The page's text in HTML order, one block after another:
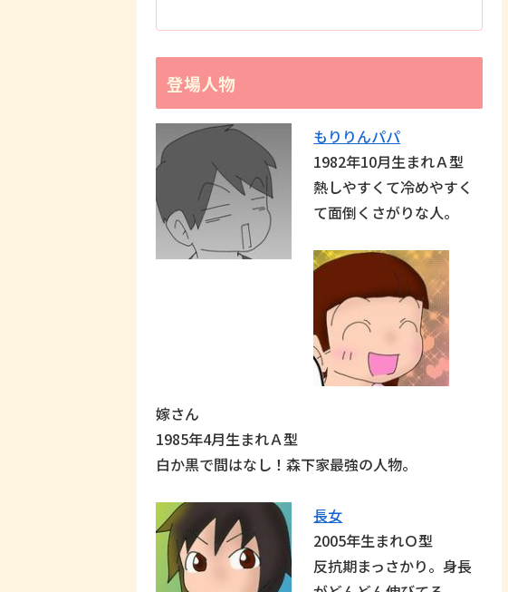
登場人物
もりりんパパ
1982年10月生まれＡ型
熱しやすくて冷めやすく
て面倒くさがりな人。
嫁さん
1985年4月生まれＡ型
白か黒で間はなし！森下家最強の人物。
長女
2005年生まれＯ型
反抗期まっさかり。身長